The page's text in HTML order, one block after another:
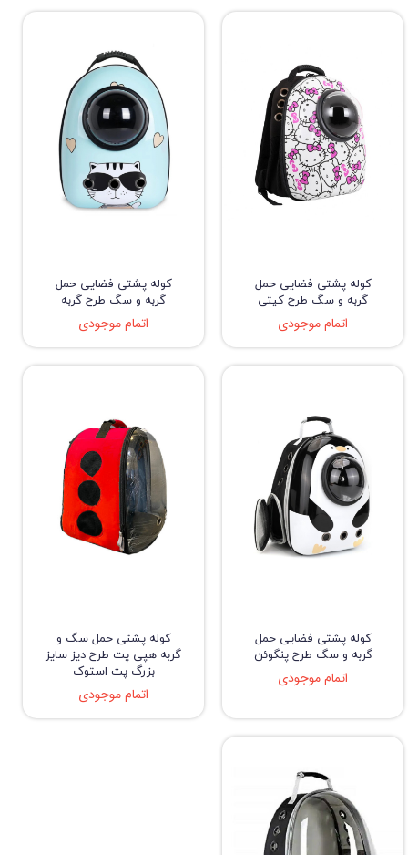
کوله پشتی فضایی حمل
گربه و سگ طرح کیتی
اتمام موجودی
کوله پشتی فضایی حمل
گربه و سگ طرح گربه
اتمام موجودی
کوله پشتی فضایی حمل
گربه و سگ طرح پنگوئن
اتمام موجودی
کوله پشتی حمل سگ و
گربه هپی پت طرح دیز سایز
بزرگ پت استوک
اتمام موجودی